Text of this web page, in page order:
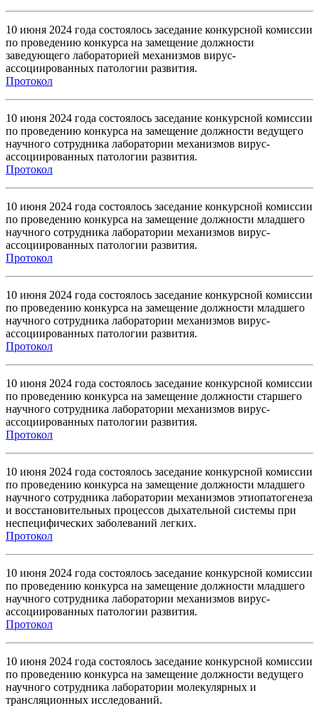
10 июня 2024 года состоялось заседание конкурсной комиссии
по проведению конкурса на замещение должности
заведующего лабораторией механизмов вирус-
ассоциированных патологии развития.
Протокол
10 июня 2024 года состоялось заседание конкурсной комиссии
по проведению конкурса на замещение должности ведущего
научного сотрудника лаборатории механизмов вирус-
ассоциированных патологии развития.
Протокол
10 июня 2024 года состоялось заседание конкурсной комиссии
по проведению конкурса на замещение должности младшего
научного сотрудника лаборатории механизмов вирус-
ассоциированных патологии развития.
Протокол
10 июня 2024 года состоялось заседание конкурсной комиссии
по проведению конкурса на замещение должности младшего
научного сотрудника лаборатории механизмов вирус-
ассоциированных патологии развития.
Протокол
10 июня 2024 года состоялось заседание конкурсной комиссии
по проведению конкурса на замещение должности старшего
научного сотрудника лаборатории механизмов вирус-
ассоциированных патологии развития.
Протокол
10 июня 2024 года состоялось заседание конкурсной комиссии
по проведению конкурса на замещение должности младшего
научного сотрудника лаборатории механизмов этиопатогенеза
и восстановительных процессов дыхательной системы при
неспецифических заболеваний легких.
Протокол
10 июня 2024 года состоялось заседание конкурсной комиссии
по проведению конкурса на замещение должности младшего
научного сотрудника лаборатории механизмов вирус-
ассоциированных патологии развития.
Протокол
10 июня 2024 года состоялось заседание конкурсной комиссии
по проведению конкурса на замещение должности ведущего
научного сотрудника лаборатории молекулярных и
трансляционных исследований.